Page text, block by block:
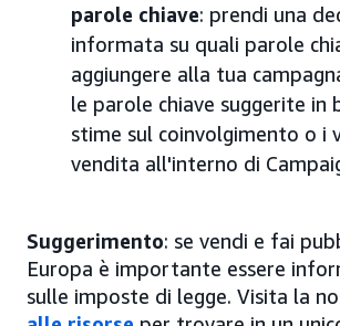
parole chiave: prendi una
informata su quali parole
aggiungere alla tua
le parole chiave suggerite in
stime sul coinvolgimento o i
vendita all'interno di
Suggerimento: se vendi e fai
Europa è importante essere
sulle imposte di legge. Visita la